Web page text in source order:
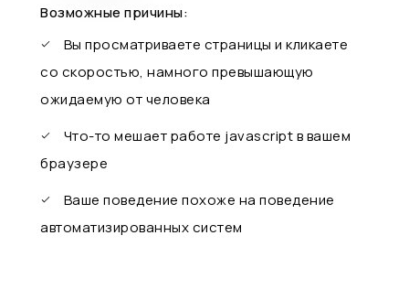
Возможные причины:
Вы просматриваете страницы и кликаете
со скоростью, намного превышающую
ожидаемую от человека
Что-то мешает работе javascript в вашем
браузере
Ваше поведение похоже на поведение
автоматизированных систем